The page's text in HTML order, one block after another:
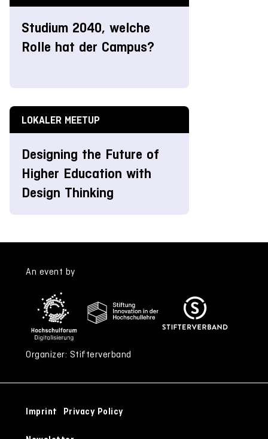
Studium 2040, welche
Rolle hat der Campus?
LOKALER MEETUP
Designing the Future of
Higher Education with
Design Thinking
An event by
Organizer: Stifterverband
Imprint Privacy Policy